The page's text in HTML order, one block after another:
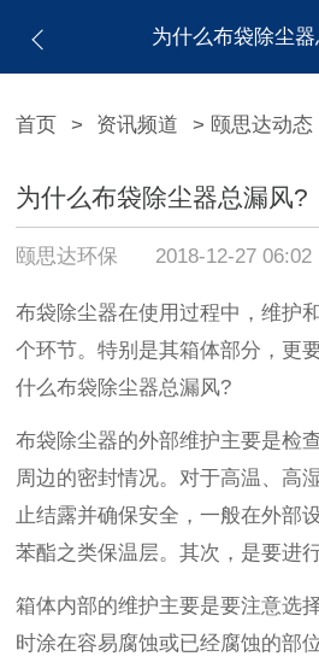
为什么布袋除尘
首页 > 资讯频道 > 颐思达动态
为什么布袋除尘器总漏风?
颐思达环保 2018-12-27 06:02
布袋除尘器在使用过程中，维护
个环节。特别是其箱体部分，更
什么布袋除尘器总漏风?
布袋除尘器的外部维护主要是检
周边的密封情况。对于高温、高
止结露并确保安全，一般在外部
苯酯之类保温层。其次，是要进
箱体内部的维护主要是要注意选
时涂在容易腐蚀或已经腐蚀的部